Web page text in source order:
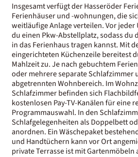
Insgesamt verfügt der Hasseröder
Ferienhäuser und -wohnungen, die
weitläufige Anlage verteilen. Vor
du einen Pkw-Abstellplatz, sodass du
in das Ferienhaus tragen kannst. Mit
eingerichteten Küchenzeile bereitest
Mahlzeit zu. Je nach gebuchtem
oder mehrere separate Schlafzimmer
abgetrennten Wohnbereich. Im
Schlafzimmer befinden sich
kostenlosen Pay-TV-Kanälen für eine
Programmauswahl. In den
Schlafgelegenheiten als Doppelbett
anordnen. Ein Wäschepaket
und Handtüchern kann vor Ort
private Terrasse ist mit Gartenmöbeln